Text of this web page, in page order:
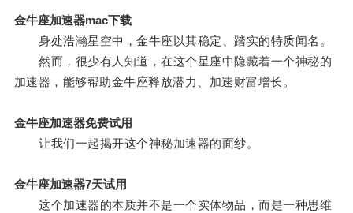
金牛座加速器mac下载
身处浩瀚星空中，金牛座以其稳定、踏实的特质闻名。
然而，很少有人知道，在这个星座中隐藏着一个神秘的
加速器，能够帮助金牛座释放潜力、加速财富增长。
金牛座加速器免费试用
让我们一起揭开这个神秘加速器的面纱。
金牛座加速器7天试用
这个加速器的本质并不是一个实体物品，而是一种思维